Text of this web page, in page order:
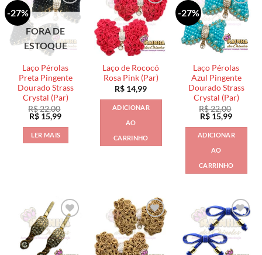
-27%
FORA DE
ESTOQUE
Laço Pérolas
Preta Pingente
Dourado Strass
Crystal (Par)
R$22,00
O
original
era:
R$ 22,00.
R$ 15,99O
R$ 15,99.
LER MAIS
Laço de Rococó
Rosa Pink (Par)
R$ 14,99
ADICIONAR
AO
CARRINHO
-27%
Laço Pérolas
Azul Pingente
Dourado Strass
Crystal (Par)
R$22,00
O
original
era:
R$ 22,00.
R$ 15,99O
atual
é:
ADICIONAR
AO
CARRINHO